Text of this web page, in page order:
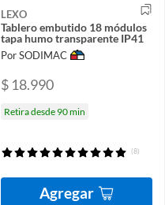
LEXO
Tablero embutido 18 módulos
tapa humo transparente IP41
Por SODIMAC
$ 18.990
Retira desde 90 min
(8)
Agregar